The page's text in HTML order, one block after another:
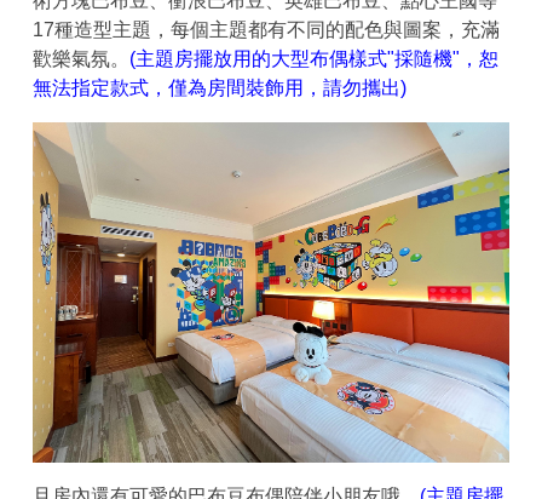
17種造型主題，每個主題都有不同的配色與圖案，充滿
歡樂氣氛。 (主題房擺放用的大型布偶樣式"採隨機"，恕
無法指定款式，僅為房間裝飾用，請勿攜出)